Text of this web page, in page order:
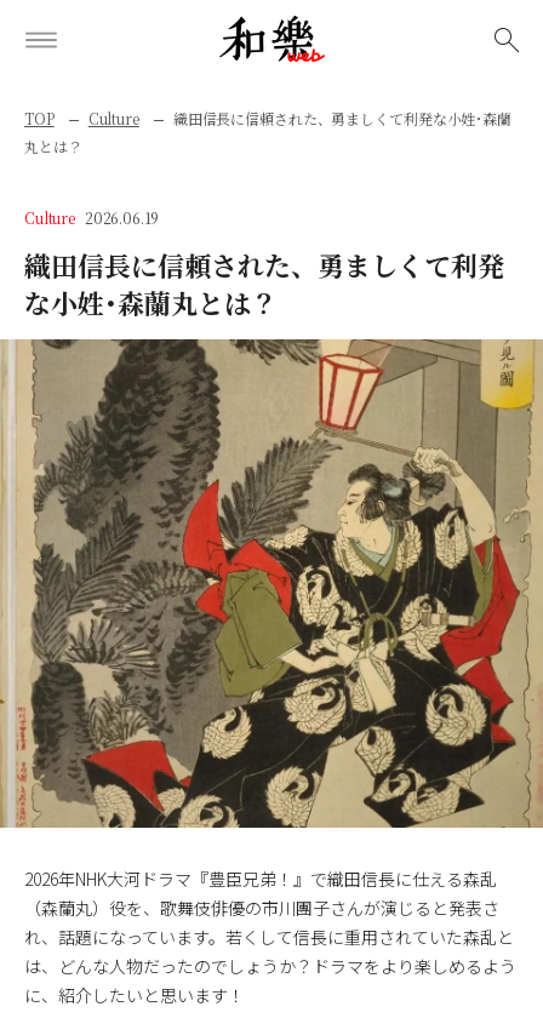
TOP Culture
織田信長に信頼された、勇ましくて利発な小姓･森蘭
丸とは？
Culture 2026.06.19
織田信長に信頼された、勇ましくて利発
な小姓･森蘭丸とは？
2026年NHK大河ドラマ『豊臣兄弟！』で織田信長に仕える森乱
（森蘭丸）役を、歌舞伎俳優の市川團子さんが演じると発表さ
れ、話題になっています。若くして信長に重用されていた森乱と
は、どんな人物だったのでしょうか？ドラマをより楽しめるよう
に、紹介したいと思います！